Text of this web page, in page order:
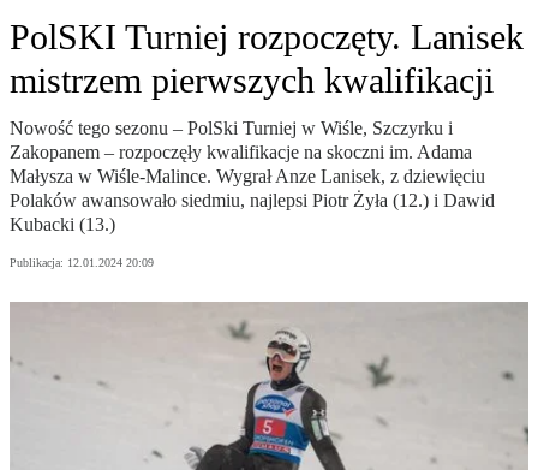
PolSKI Turniej rozpoczęty. Lanisek
mistrzem pierwszych kwalifikacji
Nowość tego sezonu – PolSki Turniej w Wiśle, Szczyrku i
Zakopanem – rozpoczęły kwalifikacje na skoczni im. Adama
Małysza w Wiśle-Malince. Wygrał Anze Lanisek, z dziewięciu
Polaków awansowało siedmiu, najlepsi Piotr Żyła (12.) i Dawid
Kubacki (13.)
Publikacja: 12.01.2024 20:09